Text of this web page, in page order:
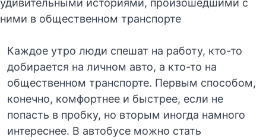
Каждое утро люди спешат на работу, кто-то
добирается на личном авто, а кто-то на
общественном транспорте. Первым способом,
конечно, комфортнее и быстрее, если не
попасть в пробку, но вторым иногда намного
интереснее. В автобусе можно стать